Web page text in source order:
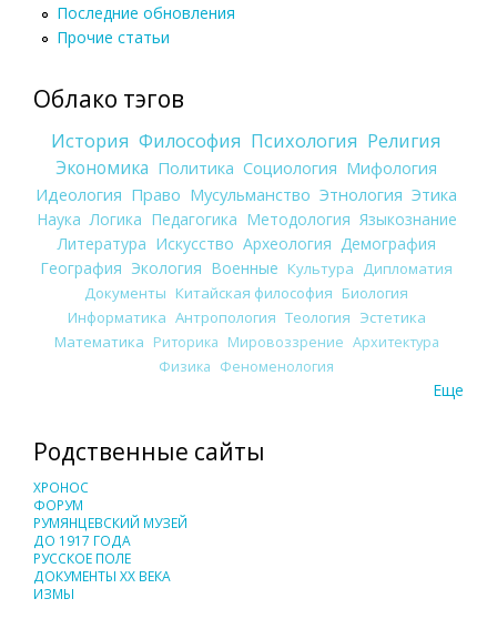
Последние обновления
Прочие статьи
Облако тэгов
История Философия Психология Религия
Экономика Политика Социология Мифология
Идеология Право Мусульманство Этнология Этика
Наука Логика Педагогика Методология Языкознание
Литература Искусство Археология Демография
География Экология Военные Культура
Дипломатия
Документы Китайская философия Биология
Информатика Антропология Теология Эстетика
Математика Риторика Мировоззрение Архитектура
Физика Феноменология
Еще
Родственные сайты
ХРОНОС
ФОРУМ
РУМЯНЦЕВСКИЙ МУЗЕЙ
ДО 1917 ГОДА
РУССКОЕ ПОЛЕ
ДОКУМЕНТЫ XX ВЕКА
ИЗМЫ